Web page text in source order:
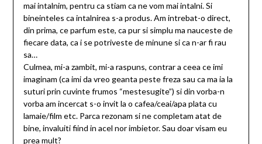
mai intalnim, pentru ca stiam ca ne vom mai intalni. Si
bineinteles ca intalnirea s-a produs. Am intrebat-o direct,
din prima, ce parfum este, ca pur si simplu ma nauceste de
fiecare data, ca i se potriveste de minune si ca n-ar fi rau
sa…
Culmea, mi-a zambit, mi-a raspuns, contrar a ceea ce imi
imaginam (ca imi da vreo geanta peste freza sau ca ma ia la
suturi prin cuvinte frumos “mestesugite”) si din vorba-n
vorba am incercat s-o invit la o cafea/ceai/apa plata cu
lamaie/film etc. Parca rezonam si ne completam atat de
bine, invaluiti fiind in acel nor imbietor. Sau doar visam eu
prea mult?